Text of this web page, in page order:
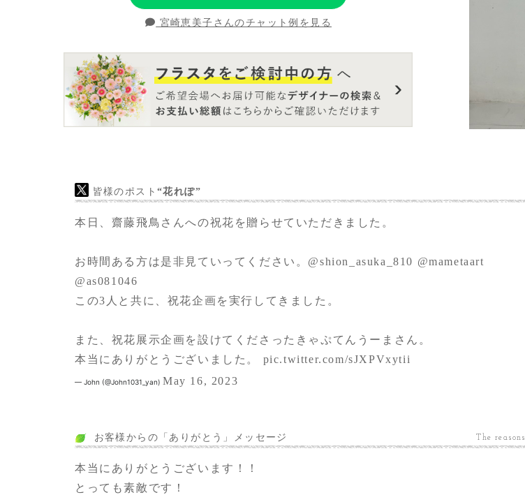
宮崎恵美子さんのチャット例を見る
皆様のポスト“花れぽ”
本日、齋藤飛鳥さんへの祝花を贈らせていただきました。
お時間ある方は是非見ていってください。 @shion_asuka_810 @mametaart
@as081046
この3人と共に、祝花企画を実行してきました。
また、祝花展示企画を設けてくださったきゃぷてんうーまさん。
本当にありがとうございました。 pic.twitter.com/sJXPVxytii
— John (@John1031_yan) May 16, 2023
お客様からの「ありがとう」メッセージ The reasons
本当にありがとうございます！！
とっても素敵です！